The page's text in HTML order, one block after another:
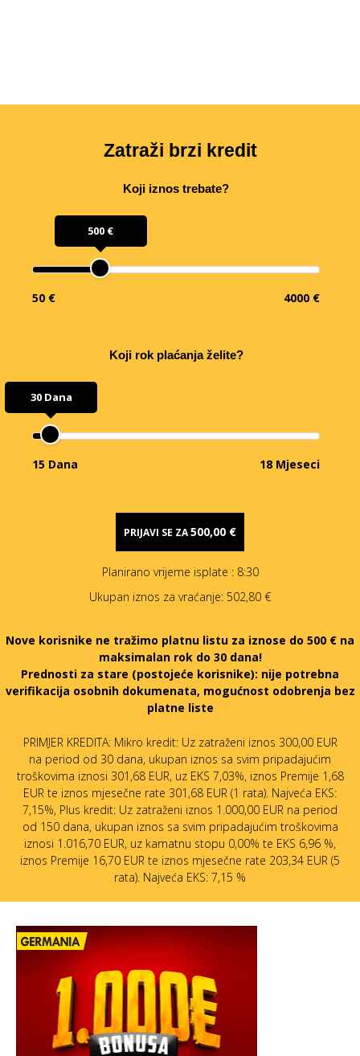
Zatraži brzi kredit
Koji iznos trebate?
500 €
50 € 4000 €
Koji rok plaćanja želite?
30 Dana
15 Dana 18 Mjeseci
PRIJAVI SE ZA500,00 €
Planirano vrijeme isplate : 8:30
Ukupan iznos za vraćanje: 502,80 €
Nove korisnike ne tražimo platnu listu za iznose do 500 € na
maksimalan rok do 30 dana!
Prednosti za stare (postojeće korisnike): nije potrebna
verifikacija osobnih dokumenata, mogućnost odobrenja bez
platne liste
PRIMJER KREDITA: Mikro kredit: Uz zatraženi iznos 300,00 EUR
na period od 30 dana, ukupan iznos sa svim pripadajućim
troškovima iznosi 301,68 EUR, uz EKS 7,03%, iznos Premije 1,68
EUR te iznos mjesečne rate 301,68 EUR (1 rata). Najveća EKS:
7,15%, Plus kredit: Uz zatraženi iznos 1.000,00 EUR na period
od 150 dana, ukupan iznos sa svim pripadajućim troškovima
iznosi 1.016,70 EUR, uz kamatnu stopu 0,00% te EKS 6,96 %,
iznos Premije 16,70 EUR te iznos mjesečne rate 203,34 EUR (5
rata). Najveća EKS: 7,15 %